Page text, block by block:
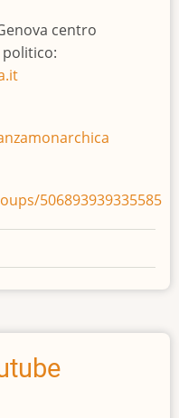
centro
506893939335585